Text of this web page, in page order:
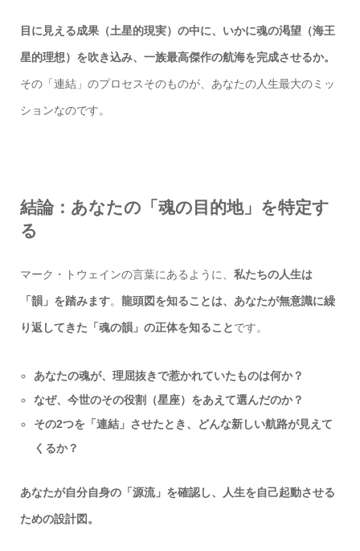
目に見える成果（土星的現実）の中に、いかに魂の渇望（海王
星的理想）を吹き込み、一族最高傑作の航海を完成させるか。
その「連結」のプロセスそのものが、あなたの人生最大のミッ
ションなのです。
結論：あなたの「魂の目的地」を特定す
る
マーク・トウェインの言葉にあるように、 私たちの人生は
「韻」を踏みます。 龍頭図を知ることは、あなたが無意識に繰
り返してきた「魂の韻」の正体を知ることです。
あなたの魂が、理屈抜きで惹かれていたものは何か？
なぜ、今世のその役割（星座）をあえて選んだのか？
その2つを「連結」させたとき、どんな新しい航路が見えて
くるか？
あなたが自分自身の「源流」を確認し、人生を自己起動させる
ための設計図。